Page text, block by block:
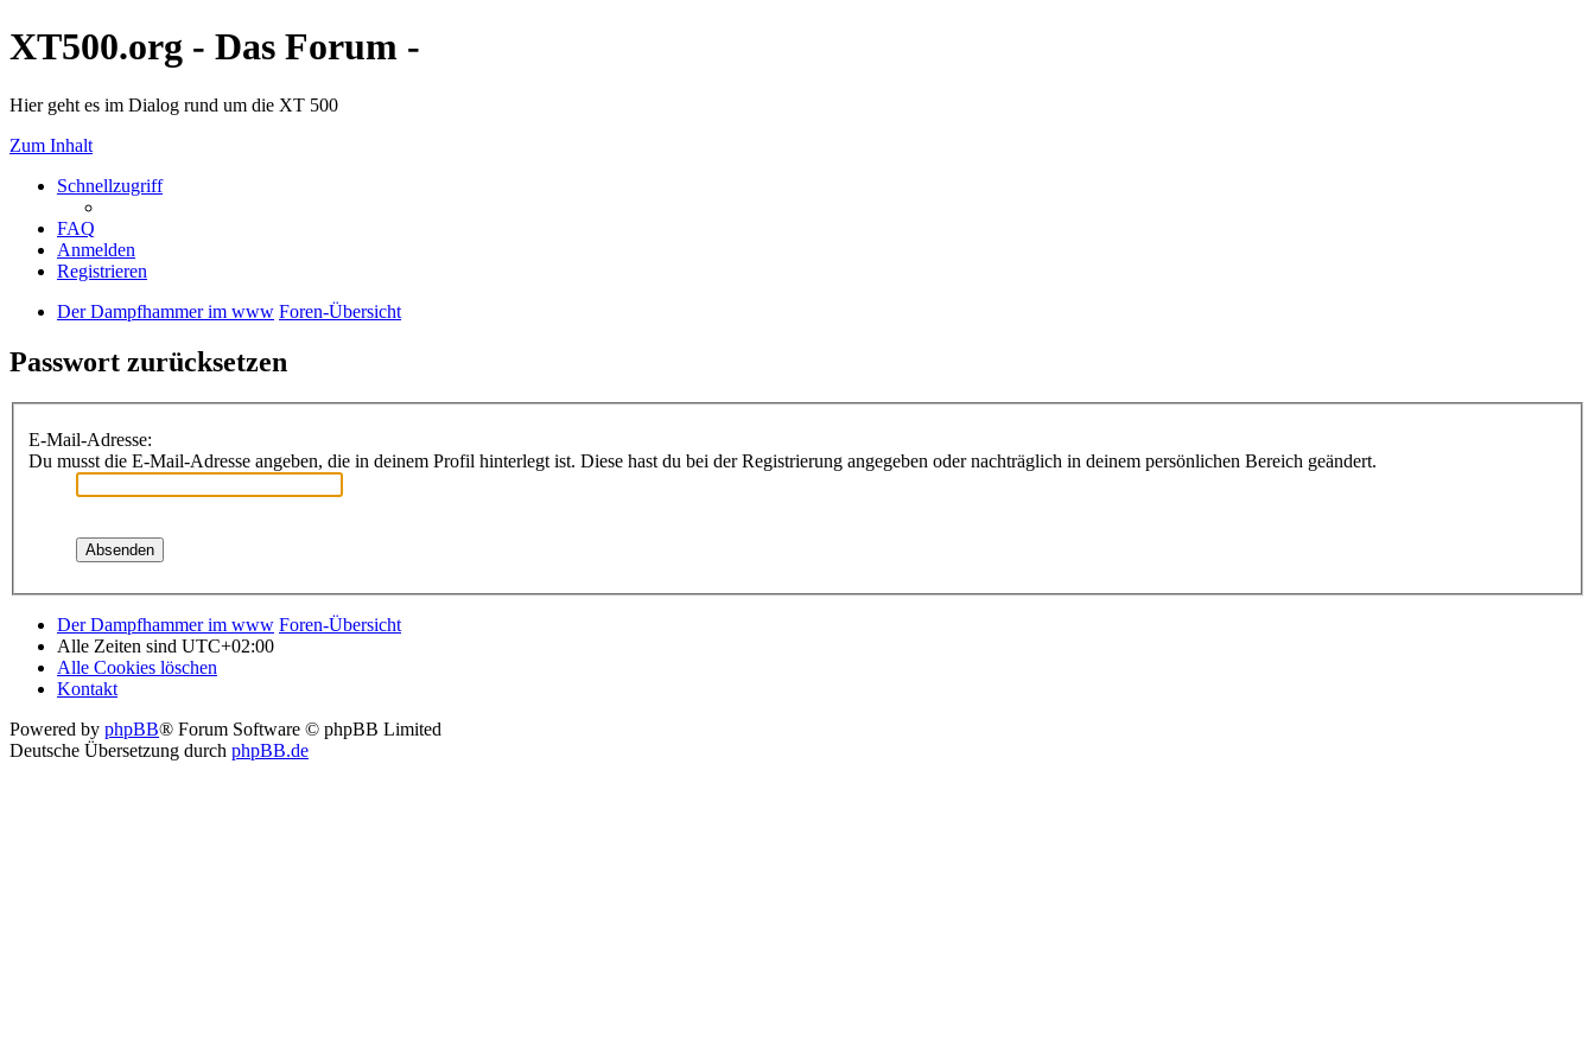
XT500.org - Das Forum -
Hier geht es im Dialog rund um die XT 500
Zum Inhalt
Schnellzugriff
FAQ
Anmelden
Registrieren
Der Dampfhammer im www Foren-Übersicht
Passwort zurücksetzen
E-Mail-Adresse:
Du musst die E-Mail-Adresse angeben, die in deinem Profil hinterlegt ist. Diese hast du bei der Registrierung angegeben oder nachträglich in deinem persönlichen Bereich geändert.
Der Dampfhammer im www Foren-Übersicht
Alle Zeiten sind UTC+02:00
Alle Cookies löschen
Kontakt
Powered by phpBB® Forum Software © phpBB Limited
Deutsche Übersetzung durch phpBB.de